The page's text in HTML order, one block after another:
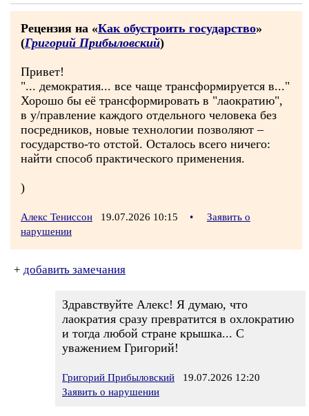
Рецензия на «Как обустроить государство»
(Григорий Прибыловский)
Привет!
"... демократия... все чаще трансформируется в..."
Хорошо бы её трансформировать в "лаократию",
в у/правление каждого отдельного человека без
посредников, новые технологии позволяют –
государство-то отстой. Осталось всего ничего:
найти способ практического применения.
)
Алекс Тениссон 19.07.2026 10:15 •
Заявить о
нарушении
+ добавить замечания
Здравствуйте Алекс! Я думаю, что
лаократия сразу превратится в охлократию
и тогда любой стране крышка... С
уважением Григорий!
Григорий Прибыловский 19.07.2026 12:20
Заявить о нарушении